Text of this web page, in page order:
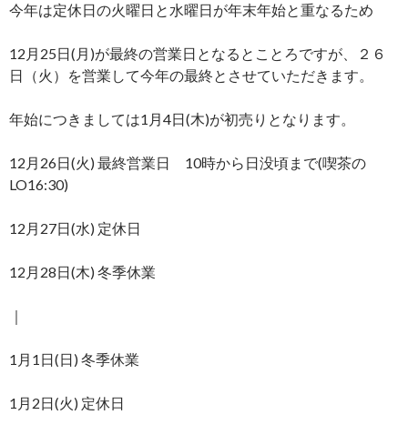
今年は定休日の火曜日と水曜日が年末年始と重なるため
12月25日(月)が最終の営業日となるとことろですが、２６
日（火）を営業して今年の最終とさせていただきます。
年始につきましては1月4日(木)が初売りとなります。
12月26日(火) 最終営業日 10時から日没頃まで(喫茶の
LO16:30)
12月27日(水) 定休日
12月28日(木) 冬季休業
｜
1月1日(日) 冬季休業
1月2日(火) 定休日